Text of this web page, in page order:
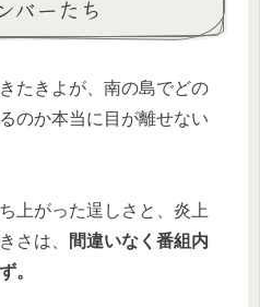
バーたち
たきよが、南の島でどの
のか本当に目が離せない
上がった逞しさと、炎上
さは、
間違いなく番組内
。